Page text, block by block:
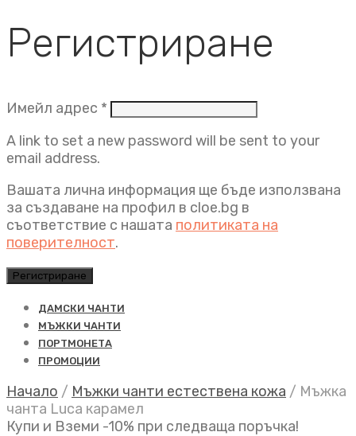
Регистриране
Имейл адрес * Задължително
A link to set a new password will be sent to your
email address.
Вашата лична информация ще бъде използвана
за създаване на профил в cloe.bg в
съответствие с нашата политиката на
поверителност.
Регистриране
ДАМСКИ ЧАНТИ
МЪЖКИ ЧАНТИ
ПОРТМОНЕТА
ПРОМОЦИИ
Начало / Мъжки чанти естествена кожа / Мъжка
чанта Luca карамел
Купи и Вземи -10% при следваща поръчка!